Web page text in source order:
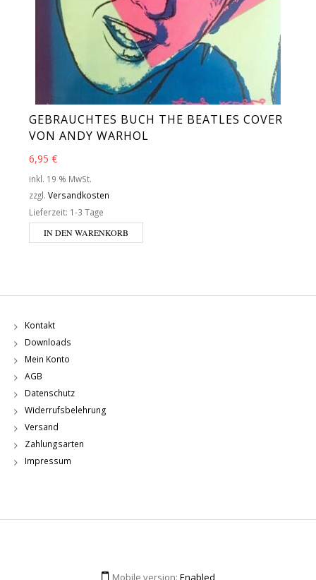
GEBRAUCHTES BUCH THE BEATLES COVER
VON ANDY WARHOL
6,95 €
inkl. 19 % MwSt.
zzgl. Versandkosten
Lieferzeit: 1-3 Tage
IN DEN WARENKORB
Kontakt
Downloads
Mein Konto
AGB
Datenschutz
Widerrufsbelehrung
Versand
Zahlungsarten
Impressum
Mobile version: Enabled